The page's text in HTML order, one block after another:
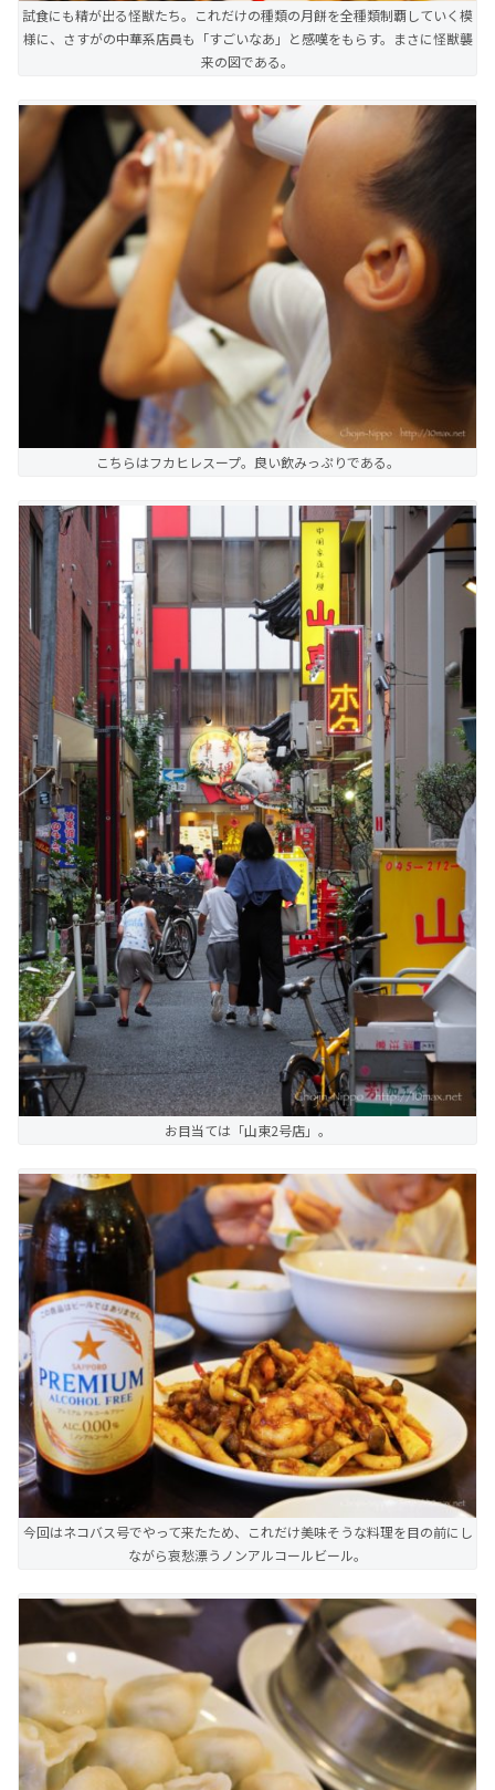
試食にも精が出る怪獣たち。これだけの種類の月餅を全種類制覇していく模
様に、さすがの中華系店員も「すごいなあ」と感嘆をもらす。まさに怪獣襲
来の図である。
こちらはフカヒレスープ。良い飲みっぷりである。
お目当ては「山東2号店」。
今回はネコバス号でやって来たため、これだけ美味そうな料理を目の前にし
ながら哀愁漂うノンアルコールビール。